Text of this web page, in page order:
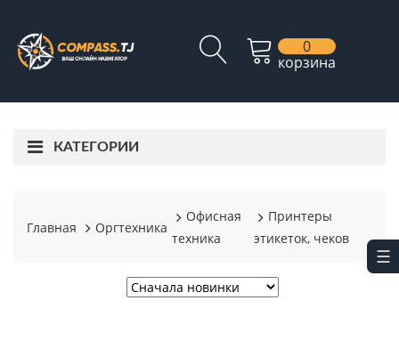
0
корзина
КАТЕГОРИИ
Главная Оргтехника
Офисная
техника
Принтеры
этикеток, чеков